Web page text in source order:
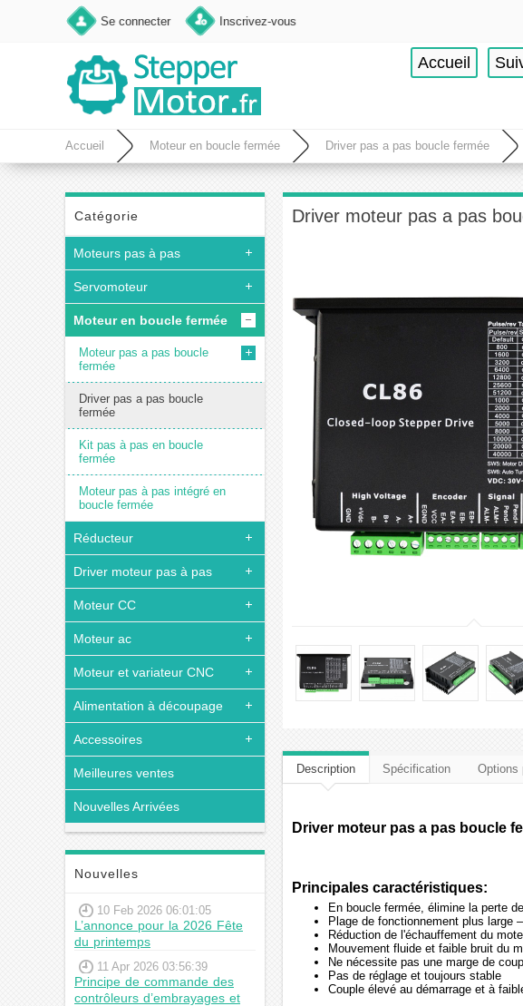
Se connecter Inscrivez-vous
Accueil
Accueil Moteur en boucle fermée Driver pas a pas boucle fermée
Catégorie
Moteurs pas à pas
Servomoteur
Moteur en boucle fermée
Moteur pas a pas boucle
fermée
Driver pas a pas boucle
fermée
Kit pas à pas en boucle
fermée
Moteur pas à pas intégré en
boucle fermée
Réducteur
Driver moteur pas à pas
Moteur CC
Moteur ac
Moteur et variateur CNC
Alimentation à découpage
Accessoires
Meilleures ventes
Nouvelles Arrivées
Nouvelles
10 Feb 2026 06:01:05
L’annonce pour la 2026 Fête
du printemps
11 Apr 2026 03:56:39
Principe de commande des
contrôleurs d’embrayages et
Driver moteur pas a pas
Description Spécification Options
Driver moteur pas a pas boucle
Principales caractéristiques:
En boucle fermée, élimine la perte
Plage de fonctionnement plus large
Réduction de l'échauffement du
Mouvement fluide et faible bruit du
Ne nécessite pas une marge de
Pas de réglage et toujours stable
Couple élevé au démarrage et à